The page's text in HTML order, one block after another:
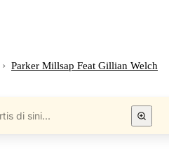
Parker Millsap Feat Gillian Welch